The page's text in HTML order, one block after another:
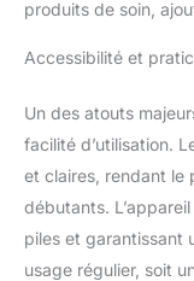
produits de soin,
Accessibilité et
Un des atouts
facilité d’utilisation.
et claires, rendant le
débutants.
piles et garantissant
usage régulier, soit